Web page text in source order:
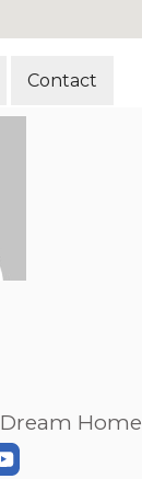
Contact
Dream Home